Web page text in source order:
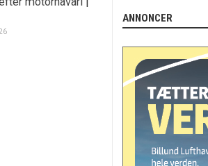
ANNONCER